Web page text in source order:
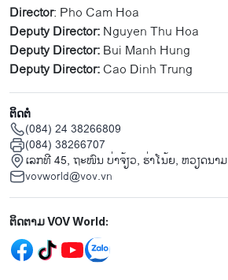
Director: Pho Cam Hoa
Deputy Director:Nguyen Thu Hoa
Deputy Director:Bui Manh Hung
Deputy Director:Cao Dinh Trung
ຕິດຕໍ່
(084) 24 38266809
(084) 38266707
ເລກທີ 45, ຖະໜົນ ບ່າ​ຈ້ຽວ, ຮ່າ​ໂນ້ຍ, ຫວຽດນາມ
vovworld@vov.vn
Mạng xã hội
ຕິດຕາມ VOV World: